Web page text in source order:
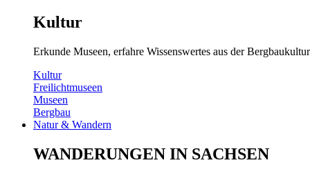
Kultur
Erkunde Museen, erfahre Wissenswertes aus der
Kultur
Freilichtmuseen
Museen
Bergbau
Natur & Wandern
WANDERUNGEN IN SACHSEN